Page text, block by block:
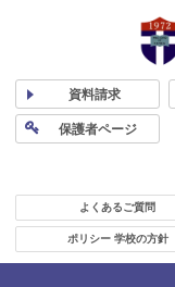
資料請求
保護者ページ
よくあるご質問
ポリシー 学校の方針